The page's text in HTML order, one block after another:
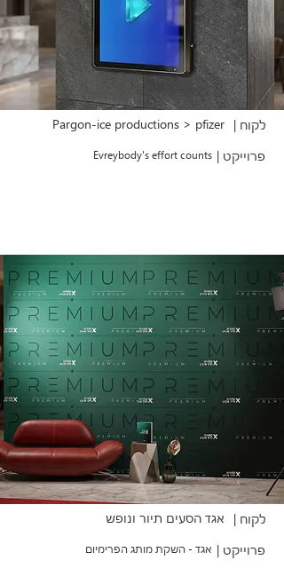
Pargon-ice productions > pfizer לקוח |
Evreybody's effort counts פרוייקט |
אגד הסעים תיור ונופש לקוח |
אגד - השקת מותג הפרימיום פרוייקט |